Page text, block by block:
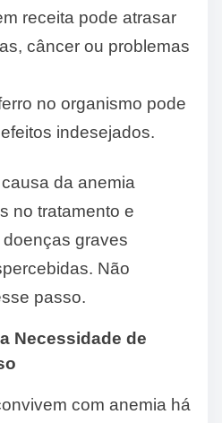
receita pode atrasar
câncer ou problemas
no organismo pode
indesejados.
da anemia
no tratamento e
graves
Não
passo.
Necessidade de
com anemia há